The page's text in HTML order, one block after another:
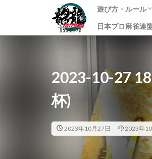
遊び方・ルール
龍龍のプレイ
ルール
課金方法
日本プロ麻雀連
2023-10-27
杯)
2023年10月27日 2023年